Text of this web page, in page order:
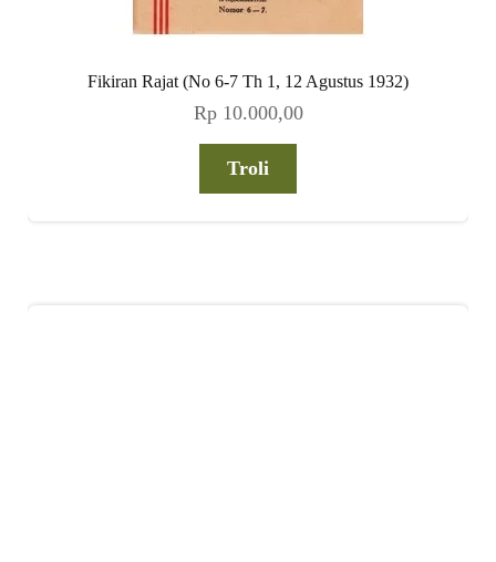
Fikiran Rajat (No 6-7 Th 1, 12 Agustus 1932)
Rp10.000,00
Troli